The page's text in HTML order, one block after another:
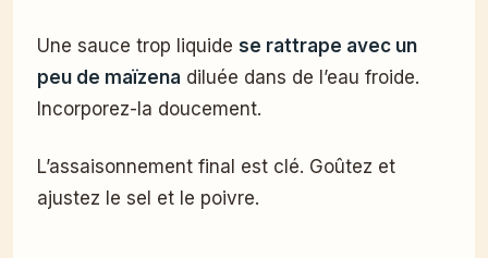
Une sauce trop liquide se rattrape avec un
peu de maïzena diluée dans de l’eau froide.
Incorporez-la doucement.
L’assaisonnement final est clé. Goûtez et
ajustez le sel et le poivre.